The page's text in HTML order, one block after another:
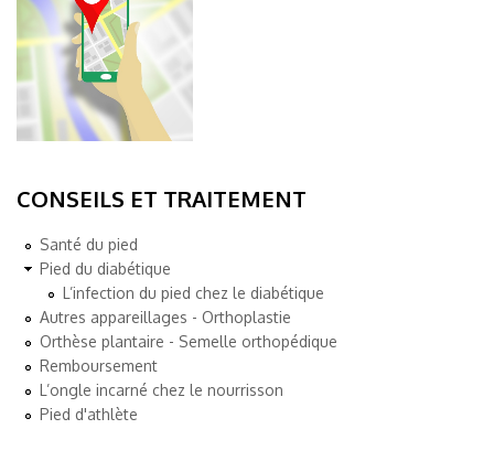
CONSEILS ET TRAITEMENT
Santé du pied
Pied du diabétique
L’infection du pied chez le diabétique
Autres appareillages - Orthoplastie
Orthèse plantaire - Semelle orthopédique
Remboursement
L’ongle incarné chez le nourrisson
Pied d'athlète